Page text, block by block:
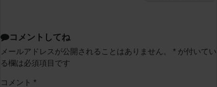
コメントしてね
メールアドレスが公開されることはありません。 * が付いてい
る欄は必須項目です
コメント *